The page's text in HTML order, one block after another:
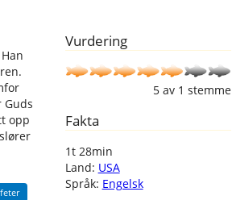
opp
Vurdering
5 av 1 stemme
Fakta
1t 28min
Land: USA
Språk: Engelsk